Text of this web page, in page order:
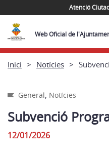
Atenció
Web Oficial de
Inici Notícies
General, Notícies
Subvenció
12/01/2026